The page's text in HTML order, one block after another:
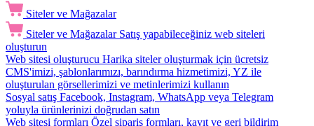
Siteler ve Mağazalar
Siteler ve Mağazalar Satış yapabileceğiniz web siteleri
oluşturun
Web sitesi oluşturucu Harika siteler oluşturmak için ücretsiz
CMS'imizi, şablonlarımızı, barındırma hizmetimizi, YZ ile
oluşturulan görsellerimizi ve metinlerimizi kullanın
Sosyal satış Facebook, Instagram, WhatsApp veya Telegram
yoluyla ürünlerinizi doğrudan satın
Web sitesi formları Özel sipariş formları, kayıt ve geri bildirim